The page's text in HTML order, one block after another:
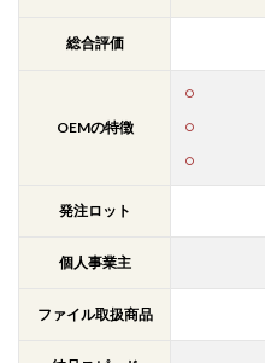
総合評価
OEMの特徴
発注ロット
個人事業主
ファイル取扱商品